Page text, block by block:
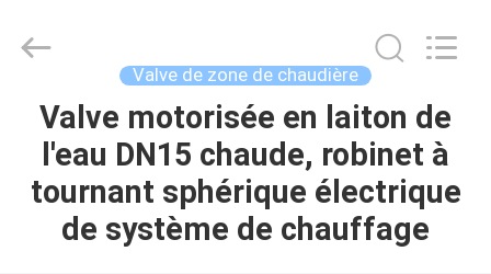
MAISON
PRODUITS
Technology
Reserved.
Valve de zone de chaudière
Valve motorisée en laiton de
l'eau DN15 chaude, robinet à
tournant sphérique électrique
de système de chauffage